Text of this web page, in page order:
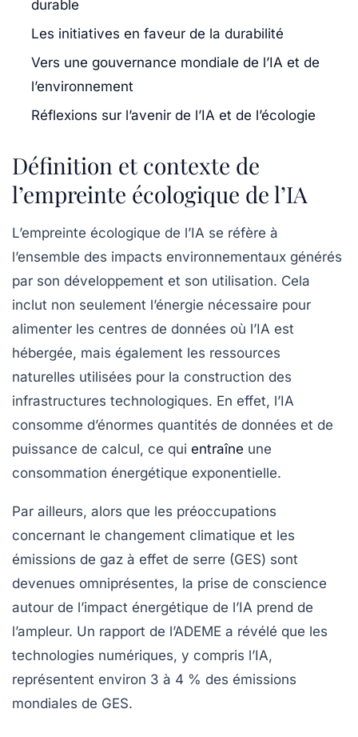
durable
Les initiatives en faveur de la durabilité
Vers une gouvernance mondiale de l’IA et de
l’environnement
Réflexions sur l’avenir de l’IA et de l’écologie
Définition et contexte de
l’empreinte écologique de l’IA
L’empreinte écologique de l’IA se réfère à
l’ensemble des impacts environnementaux générés
par son développement et son utilisation. Cela
inclut non seulement l’énergie nécessaire pour
alimenter les centres de données où l’IA est
hébergée, mais également les ressources
naturelles utilisées pour la construction des
infrastructures technologiques. En effet, l’IA
consomme d’énormes quantités de données et de
puissance de calcul, ce qui entraîne une
consommation énergétique exponentielle.
Par ailleurs, alors que les préoccupations
concernant le changement climatique et les
émissions de gaz à effet de serre (GES) sont
devenues omniprésentes, la prise de conscience
autour de l’impact énergétique de l’IA prend de
l’ampleur. Un rapport de l’ADEME a révélé que les
technologies numériques, y compris l’IA,
représentent environ 3 à 4 % des émissions
mondiales de GES.